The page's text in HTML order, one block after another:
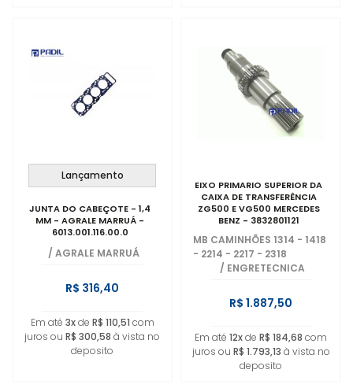
Lançamento
JUNTA DO CABEÇOTE - 1,4
MM - AGRALE MARRUÁ -
6013.001.116.00.0
/ AGRALE MARRUÁ
R$ 316,40
Em até 3xde R$ 110,51 com
juros ou R$ 300,58 à vista no
deposito
EIXO PRIMARIO SUPERIOR DA
CAIXA DE TRANSFERÊNCIA
ZG500 E VG500 MERCEDES
BENZ - 3832801121
MB CAMINHÕES 1314 - 1418
- 2214 - 2217 - 2318
/ ENGRETECNICA
R$ 1.887,50
Em até 12xde R$ 184,68 com
juros ou R$ 1.793,13 à vista no
deposito